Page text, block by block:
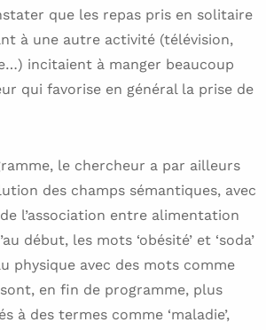
que les repas pris en solitaire
à une autre activité (télévision,
incitaient à manger beaucoup
qui favorise en général la prise de
le chercheur a par ailleurs
des champs sémantiques, avec
l’association entre alimentation
début, les mots ‘obésité’ et ‘soda’
physique avec des mots comme
sont, en fin de programme, plus
à des termes comme ‘maladie’,